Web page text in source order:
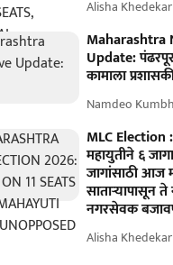
Alisha Khedekar
Maharashtra
Update: पंढरपूर
कामाला
Namdeo
MLC
महायुतीने ६
जागांसाठी आज
साताऱ्यापासून
नगरसेवक
Alisha Khedekar